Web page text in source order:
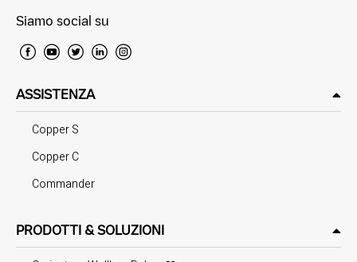
Siamo social su
ASSISTENZA
Copper S
Copper C
Commander
PRODOTTI & SOLUZIONI